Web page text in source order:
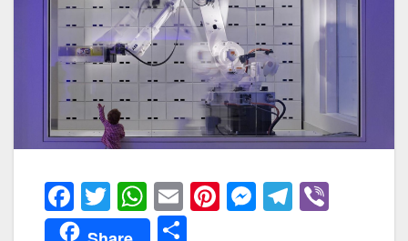
F
a
T
w
W
h
E
m
Pi M T